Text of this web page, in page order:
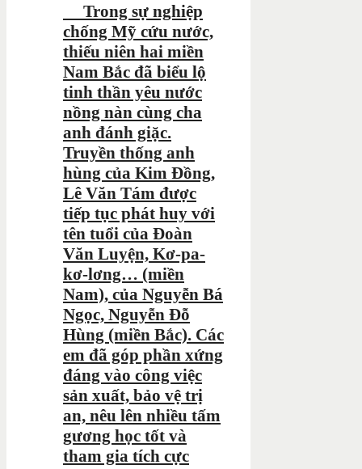
Trong sự nghiệp
chống Mỹ cứu nước,
thiếu niên hai miền
Nam Bắc đã biểu lộ
tinh thần yêu nước
nồng nàn cùng cha
anh đánh giặc.
Truyền thống anh
hùng của Kim Đồng,
Lê Văn Tám được
tiếp tục phát huy với
tên tuổi của Đoàn
Văn Luyện, Kơ-pa-
kơ-lơng… (miền
Nam), của Nguyễn Bá
Ngọc, Nguyễn Đỗ
Hùng (miền Bắc). Các
em đã góp phần xứng
đáng vào công việc
sản xuất, bảo vệ trị
an, nêu lên nhiều tấm
gương học tốt và
tham gia tích cực